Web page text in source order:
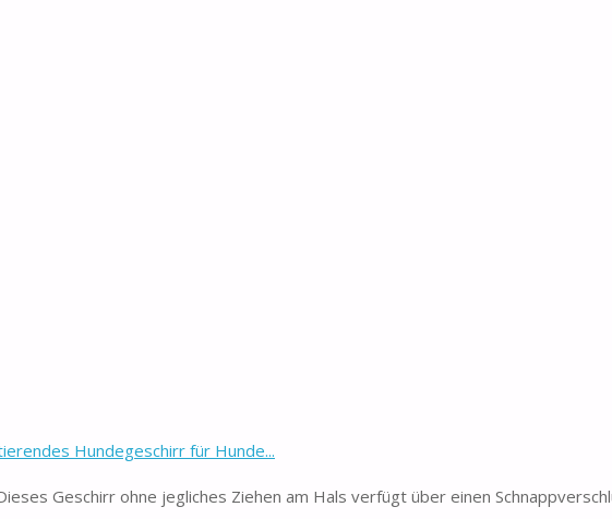
Hundegeschirr für Hunde...
Geschirr ohne jegliches Ziehen am Hals verfügt über einen